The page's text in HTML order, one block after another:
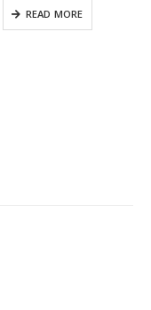
READ MORE